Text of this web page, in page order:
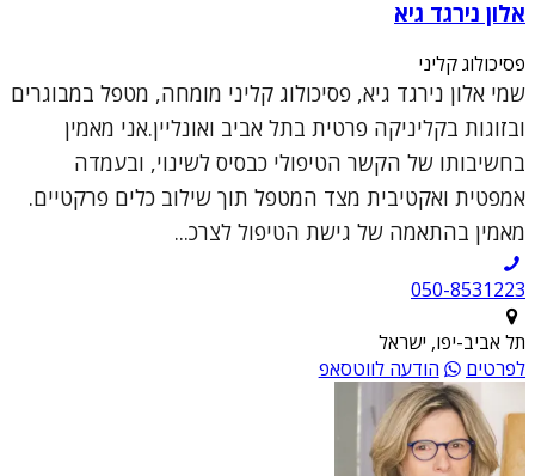
אלון נירגד גיא
פסיכולוג קליני
שמי אלון נירגד גיא, פסיכולוג קליני מומחה, מטפל במבוגרים
ובזוגות בקליניקה פרטית בתל אביב ואונליין.אני מאמין
בחשיבותו של הקשר הטיפולי כבסיס לשינוי, ובעמדה
אמפטית ואקטיבית מצד המטפל תוך שילוב כלים פרקטיים.
מאמין בהתאמה של גישת הטיפול לצרכ...
050-8531223
תל אביב-יפו, ישראל
לפרטים
הודעה לווטסאפ